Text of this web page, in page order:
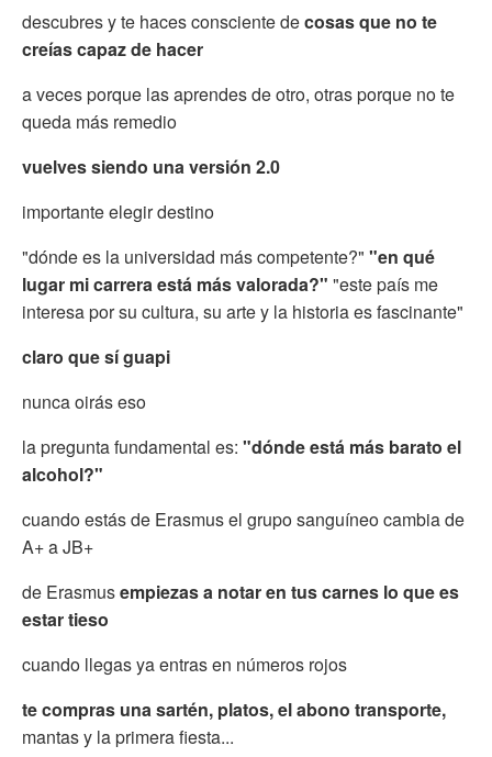
descubres y te haces consciente decosas que no te
creías capaz de hacer
a veces porque las aprendes de otro, otras porque no te
queda más remedio
vuelves siendo una versión 2.0
importante elegir destino
"dónde es la universidad más competente?" "en qué
lugar mi carrera está más valorada?" "este país me
interesa por su cultura, su arte y la historia es fascinante"
claro que sí guapi
nunca oirás eso
la pregunta fundamental es: "dónde está más barato el
alcohol?"
cuando estás de Erasmus el grupo sanguíneo cambia de
A+ a JB+
de Erasmusempiezas a notar en tus carnes lo que es
estar tieso
cuando llegas ya entras en números rojos
te compras una sartén, platos, el abono transporte,
mantas y la primera fiesta...